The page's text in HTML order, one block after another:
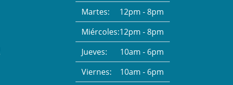
Martes:
12pm - 8pm
Miércoles:12pm - 8pm
Jueves:
10am - 6pm
Viernes:
10am - 6pm